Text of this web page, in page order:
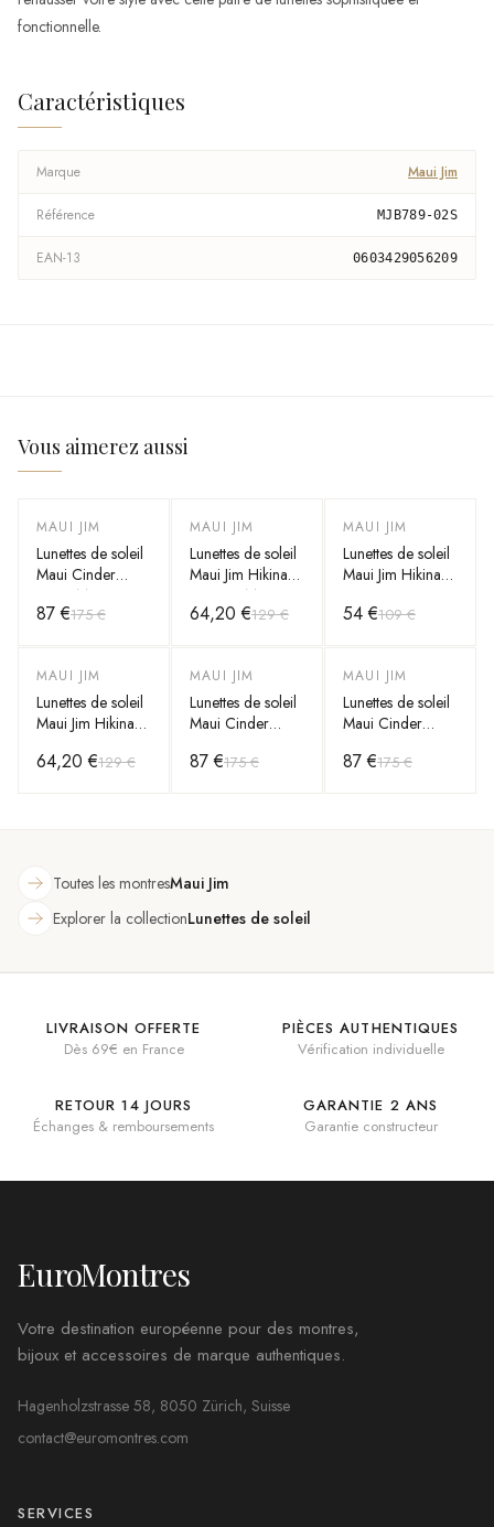
fonctionnelle.
Caractéristiques
Marque Maui Jim
Référence MJB789-02S
EAN-13 0603429056209
Vous aimerez aussi
-50%
MAUI JIM
Lunettes de soleil
Maui Cinder
Cone MJ789-
02M verres gris
87 €175 €
-50%
MAUI JIM
Lunettes de soleil
Maui Jim Hikina
gris mat Maui
H445-11M verres
64,20 €129 €
-50%
MAUI JIM
Lunettes de soleil
Maui Jim Hikina
05CM verres
54 €109 €
-50%
MAUI JIM
Lunettes de soleil
Maui Jim Hikina
H445-11M verres
64,20 €129 €
-50%
MAUI JIM
Lunettes de soleil
Maui Cinder
02M verres gris
87 €175 €
-50%
MAUI JIM
Lunettes de soleil
Maui Cinder
verres mirroir
87 €175 €
Toutes les montresMaui Jim
Explorer la collectionLunettes de soleil
LIVRAISON OFFERTE
Dès 69€ en France
PIÈCES AUTHENTIQUES
Vérification individuelle
RETOUR 14 JOURS
Échanges & remboursements
GARANTIE 2 ANS
Garantie constructeur
EuroMontres
Votre destination européenne pour des montres,
bijoux et accessoires de marque authentiques.
Hagenholzstrasse 58, 8050 Zürich, Suisse
contact@euromontres.com
SERVICES